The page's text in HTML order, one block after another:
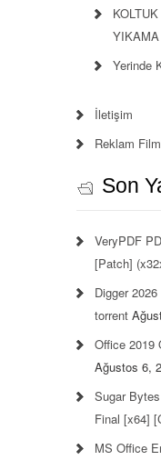
YIKAMA
Yerinde
İletişim
Reklam
Son
VeryPDF
[Patch]
Digger
torrent
Office 2019
Ağustos 6,
Sugar
Final [x64]
MS Office